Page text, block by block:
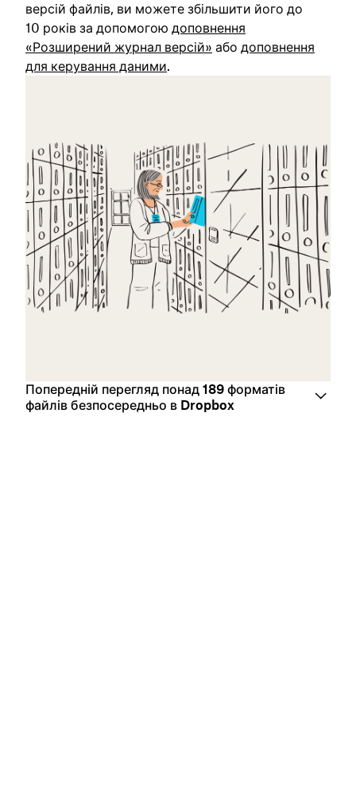
версій файлів, ви можете збільшити його до
10 років за допомогою доповнення
«Розширений журнал версій» або доповнення
для керування даними.
Попередній перегляд понад 189 форматів
файлів безпосередньо в Dropbox